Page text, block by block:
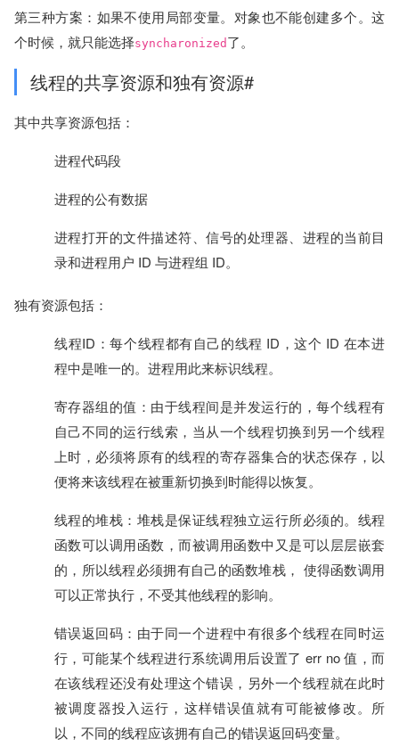
第三种方案：如果不使用局部变量。对象也不能创建多个。这
个时候，就只能选择syncharonized 了。
线程的共享资源和独有资源#
其中共享资源包括：
进程代码段
进程的公有数据
进程打开的文件描述符、信号的处理器、进程的当前目
录和进程用户 ID 与进程组 ID。
独有资源包括：
线程ID：每个线程都有自己的线程 ID，这个 ID 在本进
程中是唯一的。进程用此来标识线程。
寄存器组的值：由于线程间是并发运行的，每个线程有
自己不同的运行线索，当从一个线程切换到另一个线程
上时，必须将原有的线程的寄存器集合的状态保存，以
便将来该线程在被重新切换到时能得以恢复。
线程的堆栈：堆栈是保证线程独立运行所必须的。线程
函数可以调用函数，而被调用函数中又是可以层层嵌套
的，所以线程必须拥有自己的函数堆栈， 使得函数调用
可以正常执行，不受其他线程的影响。
错误返回码：由于同一个进程中有很多个线程在同时运
行，可能某个线程进行系统调用后设置了 err no 值，而
在该线程还没有处理这个错误，另外一个线程就在此时
被调度器投入运行，这样错误值就有可能被修改。所
以，不同的线程应该拥有自己的错误返回码变量。